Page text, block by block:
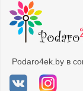
Podaro4ek.by в